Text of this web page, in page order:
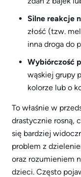
Silne reakcje
złość (tzw.
inna droga do
Wybiórczość
wąskiej grupy
kolorze lub o
To właśnie w
drastycznie rosną,
się bardziej
problem z
oraz rozumieniem
dzieci. Często